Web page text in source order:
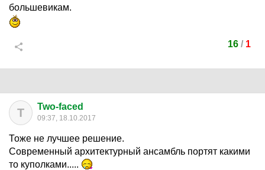
большевикам.
16 / 1
T Two-faced
09:37, 18.10.2017
Тоже не лучшее решение.
Современный архитектурный ансамбль портят какими
то куполками.....